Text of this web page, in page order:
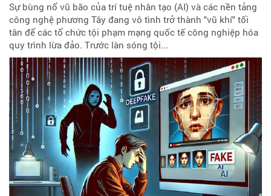
Sự bùng nổ vũ bão của trí tuệ nhân tạo (AI) và các nền tảng
công nghệ phương Tây đang vô tình trở thành "vũ khí" tối
tân để các tổ chức tội phạm mạng quốc tế công nghiệp hóa
quy trình lừa đảo. Trước làn sóng tội...